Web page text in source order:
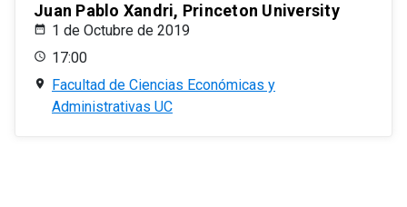
Juan Pablo Xandri, Princeton University
1 de Octubre de 2019
17:00
Facultad de Ciencias Económicas y
Administrativas UC